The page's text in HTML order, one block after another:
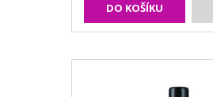
DO KOŠÍKU